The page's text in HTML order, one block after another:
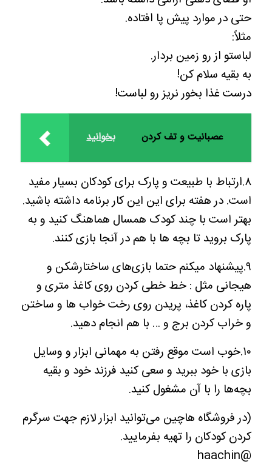
حتی در موارد پیش پا افتاده.
مثلاً:
لباستو از رو‌ زمین بردار.
به بقیه سلام کن!
درست غذا بخور نریز رو لباست!
بخوانید عصبانیت و تف کردن
۸.ارتباط با طبیعت و پارک برای کودکان بسیار مفید
است. در هفته برای این این کار برنامه داشته باشید.
بهتر است با چند کودک همسال هماهنگ کنید و به
پارک بروید تا بچه ها با هم در آنجا بازی کنند.
۹.پیشنهاد میکنم حتما بازی‌های ساختارشکن و
هیجانی مثل : خط خطی کردن روی کاغذ متری و
پاره کردن کاغذ، پریدن روی رخت خواب ها و ساختن
و خراب کردن برج و … با هم انجام دهید.
۱۰.خوب است موقع رفتن به مهمانی ابزار و وسایل
بازی با خود ببرید و سعی کنید فرزند خود و بقیه
بچه‌ها را با آن مشغول کنید.
(در فروشگاه هاچین می‌توانید ابزار لازم جهت سرگرم
کردن کودکان را تهیه بفرمایید.
@haachin